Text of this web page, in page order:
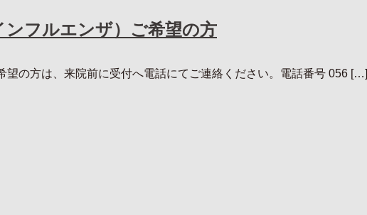
フルエンザ）ご希望の方
の方は、来院前に受付へ電話にてご連絡ください。電話番号 056 […]